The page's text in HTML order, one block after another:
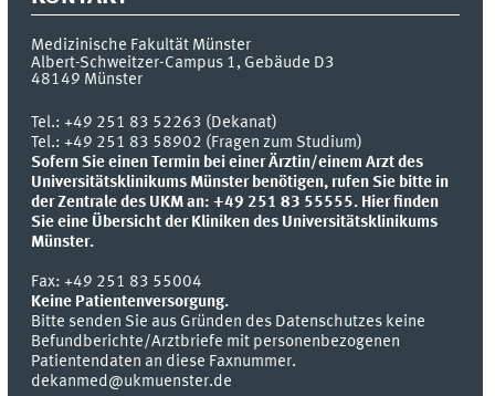
Medizinische Fakultät Münster
Albert-Schweitzer-Campus 1, Gebäude D3
48149 Münster
Tel.:+49 251 83 52263 (Dekanat)
Tel.: +49 251 83 58902 (Fragen zum Studium)
Sofern Sie einen Termin bei einer Ärztin/einem Arzt des
Universitätsklinikums Münster benötigen, rufen Sie bitte in
der Zentrale des UKM an: +49 251 83 55555. Hier finden
Sie eine Übersicht der Kliniken des Universitätsklinikums
Münster.
Fax:+49 251 83 55004
Keine Patientenversorgung.
Bitte senden Sie aus Gründen des Datenschutzes keine
Befundberichte/Arztbriefe mit personenbezogenen
Patientendaten an diese Faxnummer.
dekanmed@ukmuenster.de